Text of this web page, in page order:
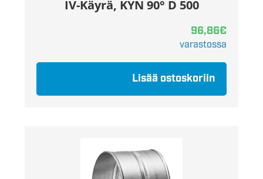
IV-Käyrä, KYN 90° D 500
96,86€
varastossa
Lisää ostoskoriin